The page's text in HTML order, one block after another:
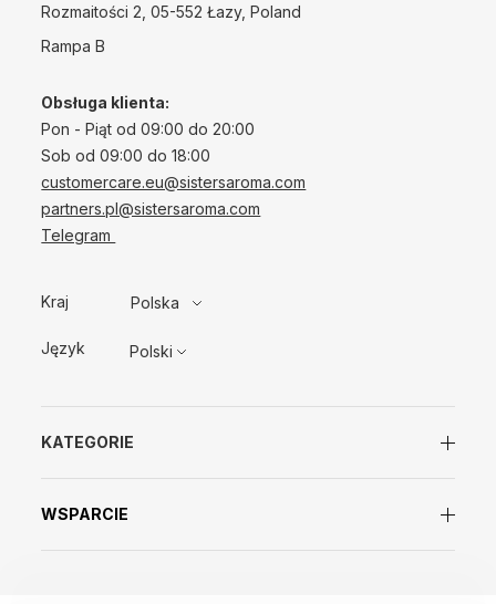
Rozmaitości 2, 05-552 Łazy, Poland
Rampa B
Obsługa klienta:
Pon - Piąt od 09:00 do 20:00
Sob od 09:00 do 18:00
customercare.eu@sistersaroma.com
partners.pl@sistersaroma.com
Telegram
KATEGORIE
WSPARCIE
Kraj Polska
Język Polski